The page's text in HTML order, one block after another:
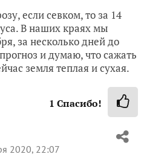
если севком, то за 14
В наших краях мы
за несколько дней до
и думаю, что сажать
земля теплая и сухая.
1 Спасибо!
2020, 22:07